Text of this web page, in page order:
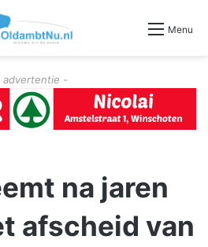
Menu
advertentie -
na jaren
afscheid van